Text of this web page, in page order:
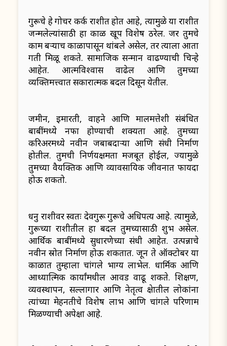
गुरूचे हे गोचर कर्क राशीत होत आहे, त्यामुळे या राशीत
जन्मलेल्यांसाठी हा काळ खूप विशेष ठरेल. जर तुमचे
काम बऱ्याच काळापासून थांबले असेल, तर त्याला आता
गती मिळू शकते. सामाजिक सन्मान वाढण्याची चिन्हे
आहेत. आत्मविश्वास वाढेल आणि तुमच्या
व्यक्तिमत्त्वात सकारात्मक बदल दिसून येतील.
जमीन, इमारती, वाहने आणि मालमत्तेशी संबंधित
बाबींमध्ये नफा होण्याची शक्यता आहे. तुमच्या
करिअरमध्ये नवीन जबाबदाऱ्या आणि संधी निर्माण
होतील. तुमची निर्णयक्षमता मजबूत होईल, ज्यामुळे
तुमच्या वैयक्तिक आणि व्यावसायिक जीवनात फायदा
होऊ शकतो.
धनु राशीवर स्वतः देवगुरू गुरूचे अधिपत्य आहे. त्यामुळे,
गुरूच्या राशीतील हा बदल तुमच्यासाठी शुभ असेल.
आर्थिक बाबींमध्ये सुधारणेच्या संधी आहेत. उत्पन्नाचे
नवीन स्रोत निर्माण होऊ शकतात. जून ते ऑक्टोबर या
काळात तुम्हाला चांगले भाग्य लाभेल. धार्मिक आणि
आध्यात्मिक कार्यांमधील आवड वाढू शकते. शिक्षण,
व्यवस्थापन, सल्लागार आणि नेतृत्व क्षेत्रातील लोकांना
त्यांच्या मेहनतीचे विशेष लाभ आणि चांगले परिणाम
मिळण्याची अपेक्षा आहे.